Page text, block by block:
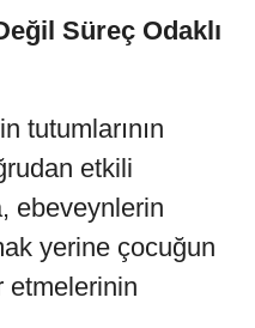
Süreç Odaklı
tutumlarının
etkili
ebeveynlerin
yerine çocuğun
etmelerinin